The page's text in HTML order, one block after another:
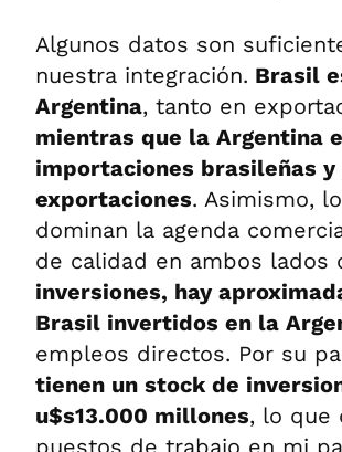
Algunos datos son
nuestra integración. Brasil
Argentina, tanto en
mientras que la Argentina
importaciones brasileñas
exportaciones. Asimismo,
dominan la agenda
de calidad en ambos lados
inversiones, hay
Brasil invertidos en la
empleos directos. Por su
tienen un stock de
u$s13.000 millones, lo que
puestos de trabajo en mi